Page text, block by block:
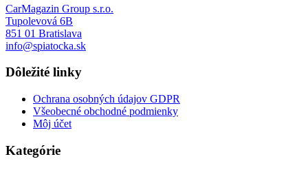
CarMagazin Group s.r.o.
Tupolevová 6B
851 01 Bratislava
info@spiatocka.sk
Dôležité linky
Ochrana osobných údajov GDPR
Všeobecné obchodné podmienky
Môj účet
Kategórie